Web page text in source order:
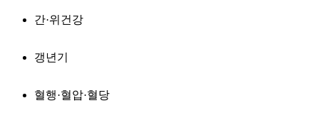
간·위건강
갱년기
혈행·혈압·혈당